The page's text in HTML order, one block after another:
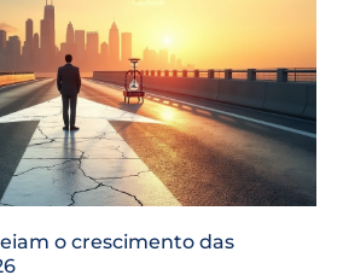
o crescimento das